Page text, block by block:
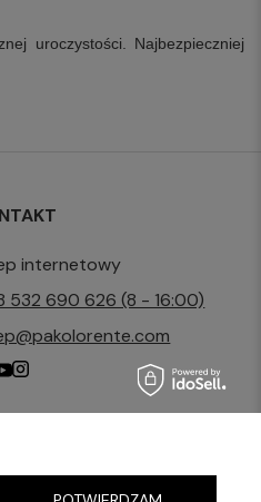
uroczystości. Najbezpieczniej
internetowy
532 690 626 (8 - 16:00)